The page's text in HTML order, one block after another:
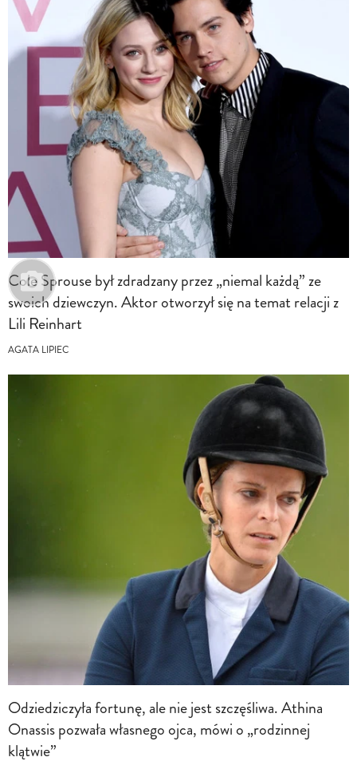
Cole Sprouse był zdradzany przez „niemal każdą” ze
swoich dziewczyn. Aktor otworzył się na temat relacji z
Lili Reinhart
AGATA LIPIEC
Odziedziczyła fortunę, ale nie jest szczęśliwa. Athina
Onassis pozwała własnego ojca, mówi o „rodzinnej
klątwie”